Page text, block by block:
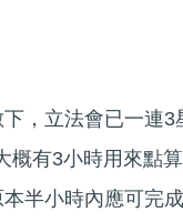
，立法會已一連3
概有3小時用來點算
半小時內應可完成